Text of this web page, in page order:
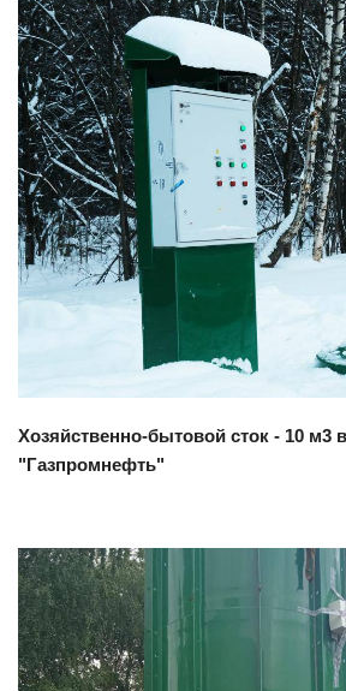
Смотреть проект
Хозяйственно-бытовой сток - 10
"Газпромнефть"